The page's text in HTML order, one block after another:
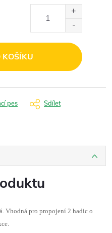
KOŠÍKU
pes Sdílet
Vhodná pro propojení 2 hadic o